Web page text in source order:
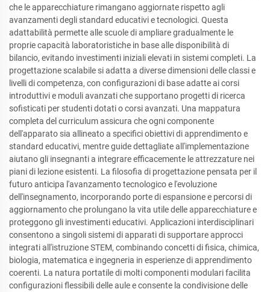
che le apparecchiature rimangano aggiornate rispetto agli
avanzamenti degli standard educativi e tecnologici. Questa
adattabilità permette alle scuole di ampliare gradualmente le
proprie capacità laboratoristiche in base alle disponibilità di
bilancio, evitando investimenti iniziali elevati in sistemi completi. La
progettazione scalabile si adatta a diverse dimensioni delle classi e
livelli di competenza, con configurazioni di base adatte ai corsi
introduttivi e moduli avanzati che supportano progetti di ricerca
sofisticati per studenti dotati o corsi avanzati. Una mappatura
completa del curriculum assicura che ogni componente
dell'apparato sia allineato a specifici obiettivi di apprendimento e
standard educativi, mentre guide dettagliate all'implementazione
aiutano gli insegnanti a integrare efficacemente le attrezzature nei
piani di lezione esistenti. La filosofia di progettazione pensata per il
futuro anticipa l'avanzamento tecnologico e l'evoluzione
dell'insegnamento, incorporando porte di espansione e percorsi di
aggiornamento che prolungano la vita utile delle apparecchiature e
proteggono gli investimenti educativi. Applicazioni interdisciplinari
consentono a singoli sistemi di apparati di supportare approcci
integrati all'istruzione STEM, combinando concetti di fisica, chimica,
biologia, matematica e ingegneria in esperienze di apprendimento
coerenti. La natura portatile di molti componenti modulari facilita
configurazioni flessibili delle aule e consente la condivisione delle